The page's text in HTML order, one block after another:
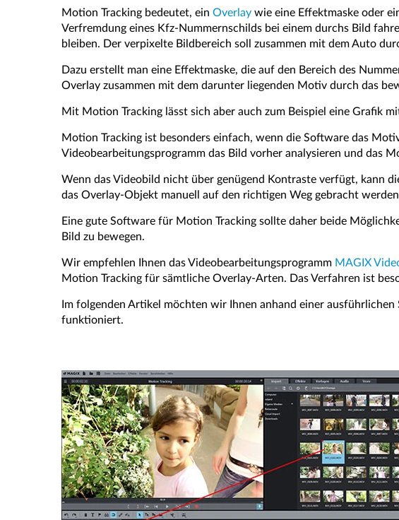
Motion Tracking bedeutet, ein Overlay wie eine Effektmaske oder
Verfremdung eines Kfz-Nummernschilds bei einem durchs Bild
bleiben. Der verpixelte Bildbereich soll zusammen mit dem Auto
Dazu erstellt man eine Effektmaske, die auf den Bereich des
Overlay zusammen mit dem darunter liegenden Motiv durch das
Mit Motion Tracking lässt sich aber auch zum Beispiel eine Grafik
Motion Tracking ist besonders einfach, wenn die Software das
Videobearbeitungsprogramm das Bild vorher analysieren und das
Wenn das Videobild nicht über genügend Kontraste verfügt, kann
das Overlay-Objekt manuell auf den richtigen Weg gebracht
Eine gute Software für Motion Tracking sollte daher beide
Bild zu bewegen.
Wir empfehlen Ihnen das Videobearbeitungsprogramm MAGIX
Motion Tracking für sämtliche Overlay-Arten. Das Verfahren ist
Im folgenden Artikel möchten wir Ihnen anhand einer
funktioniert.